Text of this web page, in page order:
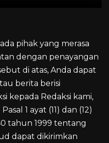
pihak yang merasa
dengan penayangan
di atas, Anda dapat
berita berisi
kepada Redaksi kami,
1 ayat (11) dan (12)
tahun 1999 tentang
dapat dikirimkan